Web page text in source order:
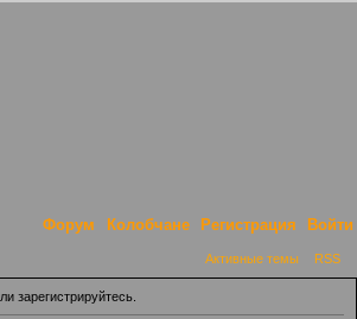
Форум Колобчане Регистрация Войти
Активные темы RSS
зарегистрируйтесь.